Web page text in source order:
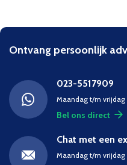
Ontvang persoonlijk
023-5517909
Maandag t/m vrijdag
Bel ons direct
Chat met een
Maandag t/m vrijdag